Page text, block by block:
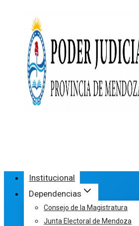
Institucional
Dependencias
Consejo de la Magistratura
Junta Electoral de Mendoza